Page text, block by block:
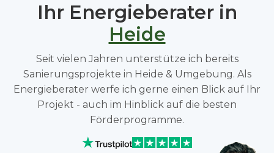
Ihr Energieberater in
Heide
Seit vielen Jahren unterstütze ich bereits
Sanierungsprojekte in Heide & Umgebung. Als
Energieberater werfe ich gerne einen Blick auf Ihr
Projekt - auch im Hinblick auf die besten
Förderprogramme.